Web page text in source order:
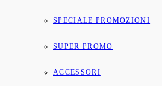
SPECIALE PROMOZIONI
SUPER PROMO
ACCESSORI